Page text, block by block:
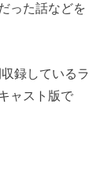
った話などを
録しているラ
ャスト版で